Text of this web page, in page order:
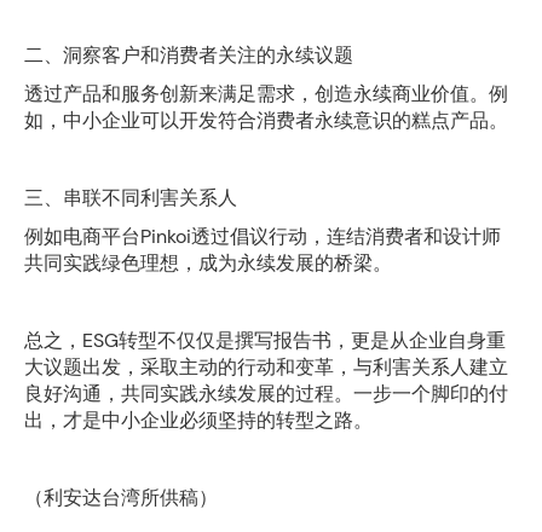
二、洞察客户和消费者关注的永续议题
透过产品和服务创新来满足需求，创造永续商业价值。例
如，中小企业可以开发符合消费者永续意识的糕点产品。
三、串联不同利害关系人
例如电商平台Pinkoi透过倡议行动，连结消费者和设计师
共同实践绿色理想，成为永续发展的桥梁。
总之，ESG转型不仅仅是撰写报告书，更是从企业自身重
大议题出发，采取主动的行动和变革，与利害关系人建立
良好沟通，共同实践永续发展的过程。一步一个脚印的付
出，才是中小企业必须坚持的转型之路。
（利安达台湾所供稿）